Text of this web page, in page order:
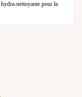
nettoyante pour la